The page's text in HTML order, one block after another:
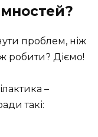
проблем, ніж
робити? Діємо!
–
такі: